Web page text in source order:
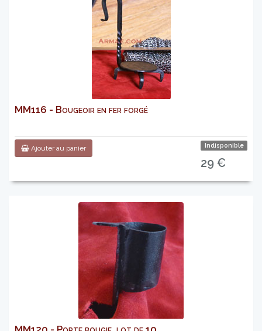
MM116 - Bougeoir en fer forgé
Ajouter au panier Indisponible
29 €